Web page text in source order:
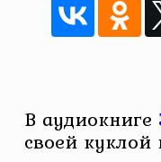
В аудиокниге
своей